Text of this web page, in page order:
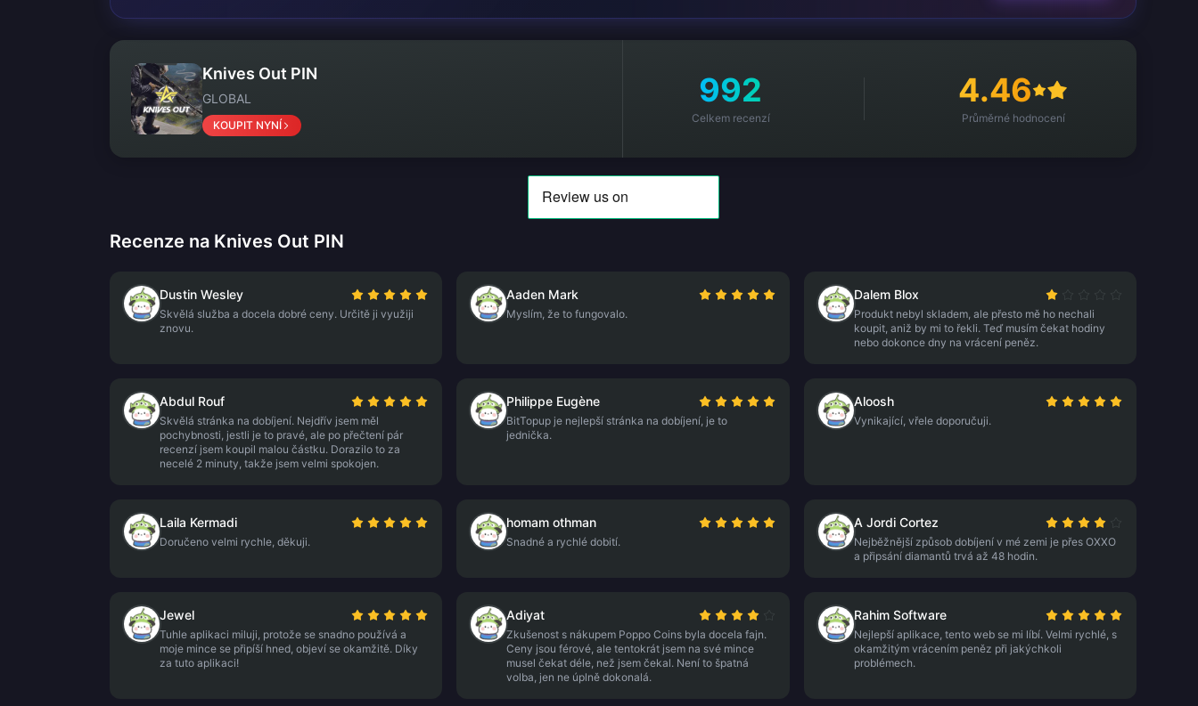
Knives Out PIN
GLOBAL
KOUPIT NYNÍ
992
Celkem recenzí
4.46
Průměrné hodnocení
Recenze na Knives Out PIN
Dustin Wesley
Skvělá služba a docela dobré ceny. Určitě ji využiji
znovu.
Aaden Mark
Myslím, že to fungovalo.
Dalem Blox
Produkt nebyl skladem, ale přesto mě ho nechali
koupit, aniž by mi to řekli. Teď musím čekat hodiny
nebo dokonce dny na vrácení peněz.
Abdul Rouf
Skvělá stránka na dobíjení. Nejdřív jsem měl
pochybnosti, jestli je to pravé, ale po přečtení pár
recenzí jsem koupil malou částku. Dorazilo to za
necelé 2 minuty, takže jsem velmi spokojen.
Philippe Eugène
BitTopup je nejlepší stránka na dobíjení, je to
jednička.
Aloosh
Vynikající, vřele doporučuji.
Laila Kermadi
Doručeno velmi rychle, děkuji.
homam othman
Snadné a rychlé dobití.
A Jordi Cortez
Nejběžnější způsob dobíjení v mé zemi je přes OXXO
a připsání diamantů trvá až 48 hodin.
Jewel
Tuhle aplikaci miluji, protože se snadno používá a
moje mince se připíší hned, objeví se okamžitě. Díky
za tuto aplikaci!
Adiyat
Zkušenost s nákupem Poppo Coins byla docela fajn.
Ceny jsou férové, ale tentokrát jsem na své mince
musel čekat déle, než jsem čekal. Není to špatná
volba, jen ne úplně dokonalá.
Rahim Software
Nejlepší aplikace, tento web se mi líbí. Velmi rychlé, s
okamžitým vrácením peněz při jakýchkoli
problémech.